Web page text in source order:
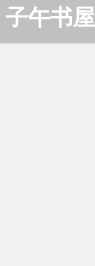
子午书屋